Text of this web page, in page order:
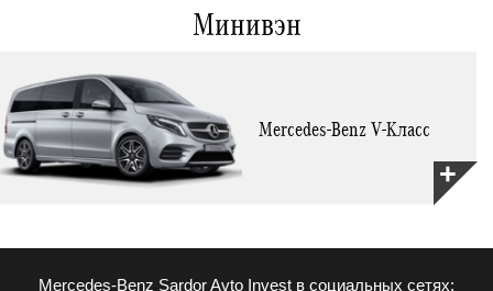
Минивэн
Mercedes-Benz V-Класс
Mercedes-Benz Sardor Avto Invest в социальных сетях: